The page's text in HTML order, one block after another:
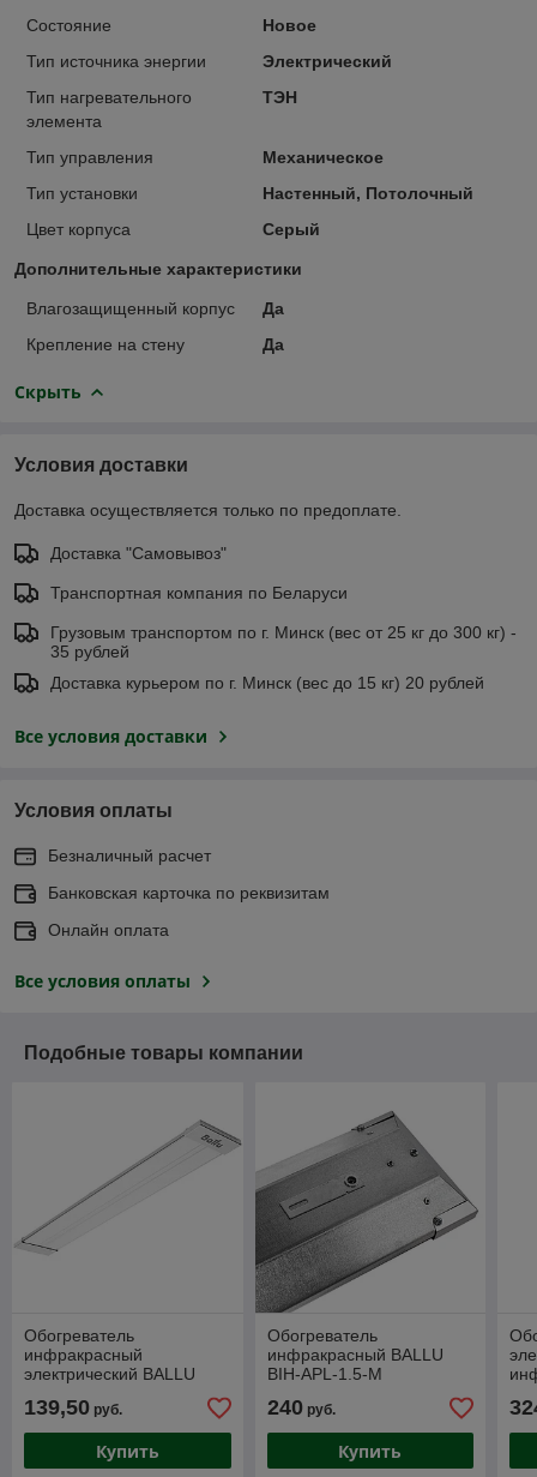
Состояние
Новое
Тип источника энергии
Электрический
Тип нагревательного
элемента
ТЭН
Тип управления
Механическое
Тип установки
Настенный, Потолочный
Цвет корпуса
Серый
Дополнительные характеристики
Влагозащищенный корпус
Да
Крепление на стену
Да
Скрыть
Условия доставки
Доставка осуществляется только по предоплате.
Доставка "Самовывоз"
Транспортная компания по Беларуси
Грузовым транспортом по г. Минск (вес от 25 кг до 300 кг) -
35 рублей
Доставка курьером по г. Минск (вес до 15 кг) 20 рублей
Все условия доставки
Условия оплаты
Безналичный расчет
Банковская карточка по реквизитам
Онлайн оплата
Все условия оплаты
Подобные товары компании
Обогреватель
инфракрасный
электрический BALLU
139,50 руб.
Купить
Обогреватель
инфракрасный BALLU
BIH-APL-1.5-M
240руб.
Купить